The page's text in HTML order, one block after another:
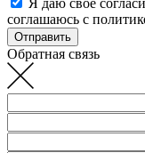
Я даю свое
соглашаюсь с
Обратная связь